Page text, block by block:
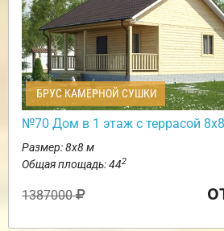
БРУС КАМЕРНОЙ СУШКИ
№70 Дом в 1 этаж с террасой 8х8
Размер: 8х8 м
Общая площадь: 442
1387000